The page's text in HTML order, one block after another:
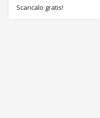
Scaricalo gratis!